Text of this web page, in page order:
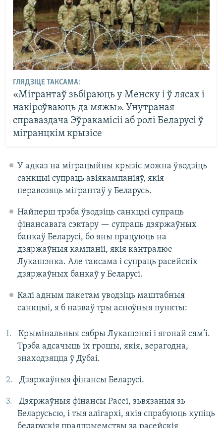
ГЛЯДЗІЦЕ ТАКСАМА:
«Мігрантаў зьбіраюць у Менску і ў лясах і
накіроўваюць да мяжы». Унутраная
справаздача Эўракамісіі аб ролі Беларусі ў
мігранцкім крызісе
У адказ на міграцыйны крызіс можна ўводзіць
санкцыі супраць авіякампаніяў, якія
перавозяць мігрантаў у Беларусь.
Найперш трэба ўводзіць санкцыі супраць
фінансавага сэктару — супраць дзяржаўных
банкаў Беларусі, бо яны працуюць на
дзяржаўныя кампаніі, якія кантралюе
Лукашэнка. Але таксама і супраць расейскіх
дзяржаўных банкаў у Беларусі.
Калі адным пакетам уводзіць маштабныя
санкцыі, я б назваў тры асноўныя пункты:
Крымінальныя сябры Лукашэнкі і ягонай сям’і.
Трэба адсачыць іх грошы, якія, верагодна,
знаходзяцца ў Дубаі.
Дзяржаўныя фінансы Беларусі.
Дзяржаўныя фінансы Расеі, зьвязаныя зь
Беларусьсю, і тыя алігархі, якія спрабуюць купіць